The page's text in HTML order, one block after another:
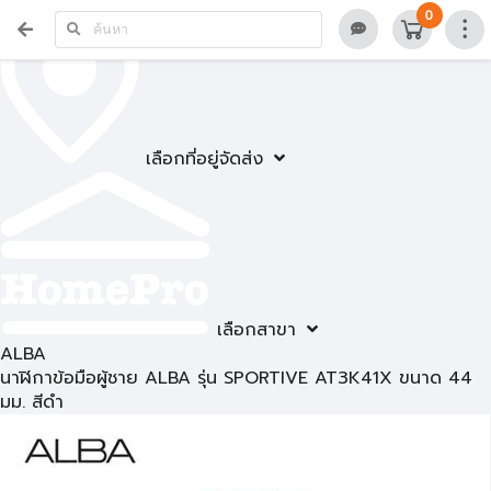
เลือกที่อยู่จัดส่ง
เลือกสาขา
0
ALBA
นาฬิกาข้อมือผู้ชาย ALBA รุ่น SPORTIVE AT3K41X ขนาด 44
มม. สีดำ